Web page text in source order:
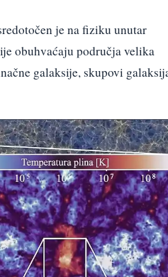
je na fiziku unutar
obuhvaćaju područja velika
galaksije, skupovi